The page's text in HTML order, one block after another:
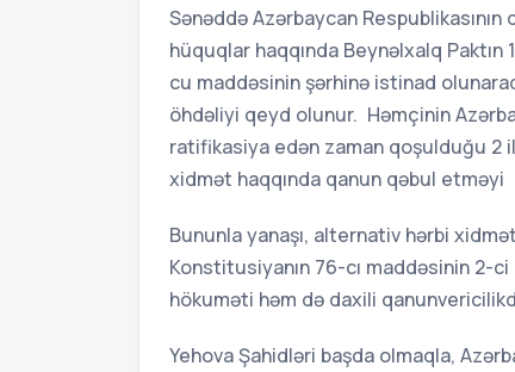
Sənəddə Azərbaycan
hüquqlar haqqında Beynəlxalq Paktın
cu maddəsinin şərhinə istinad
öhdəliyi qeyd olunur. Həmçinin
ratifikasiya edən zaman qoşulduğu 2
xidmət haqqında qanun qəbul
Bununla yanaşı, alternativ hərbi
Konstitusiyanın 76-cı maddəsinin 2-
hökuməti həm də daxili
Yehova Şahidləri başda olmaqla,